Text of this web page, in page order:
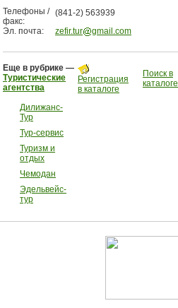
Телефоны /
факс:
(841-2) 563939
Эл. почта:
zefir.tur gmail.com
Еще в рубрике —
Туристические
агентства
Дилижанс-
Тур
Тур-сервис
Туризм и
отдых
Чемодан
Эдельвейс-
тур
Регистрация
в каталоге
Поиск в
каталоге